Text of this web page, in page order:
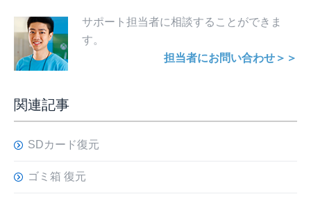
サポート担当者に相談することができま
す。
担当者にお問い合わせ＞＞
関連記事
SDカード復元
ゴミ箱 復元